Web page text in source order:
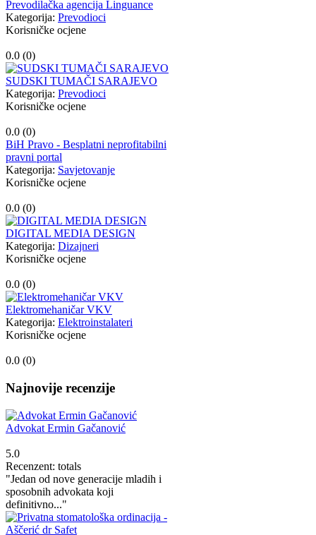
Prevodilačka agencija Linguance
Kategorija: Prevodioci
Korisničke ocjene
0.0 (0)
SUDSKI TUMAČI SARAJEVO
Kategorija: Prevodioci
Korisničke ocjene
0.0 (0)
BiH Pravo - Besplatni neprofitabilni
pravni portal
Kategorija: Savjetovanje
Korisničke ocjene
0.0 (0)
DIGITAL MEDIA DESIGN
Kategorija: Dizajneri
Korisničke ocjene
0.0 (0)
Elektromehaničar VKV
Kategorija: Elektroinstalateri
Korisničke ocjene
0.0 (0)
Najnovije recenzije
Advokat Ermin Gačanović
5.0
Recenzent: totals
"Jedan od nove generacije mladih i
sposobnih advokata koji
definitivno..."